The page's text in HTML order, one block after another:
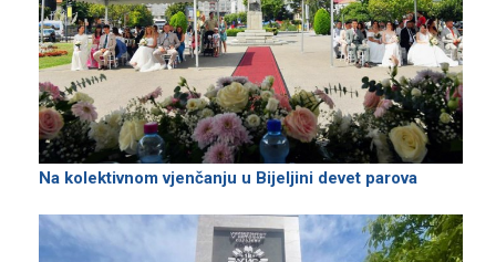
Na kolektivnom vjenčanju u Bijeljini devet parova